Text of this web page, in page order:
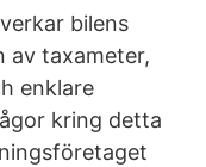
bilens
av taxameter,
enklare
kring detta